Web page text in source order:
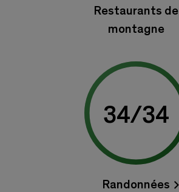
Restaurants de
montagne
34/34
Randonnées